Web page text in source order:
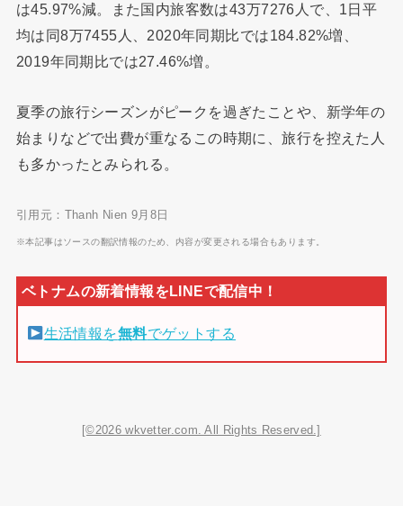
は45.97%減。また国内旅客数は43万7276人で、1日平
均は同8万7455人、2020年同期比では184.82%増、
2019年同期比では27.46%増。
夏季の旅行シーズンがピークを過ぎたことや、新学年の
始まりなどで出費が重なるこの時期に、旅行を控えた人
も多かったとみられる。
引用元：Thanh Nien 9月8日
※本記事はソースの翻訳情報のため、内容が変更される場合もあります。
生活情報を無料でゲットする
[©2026 wkvetter.com. All Rights Reserved.]